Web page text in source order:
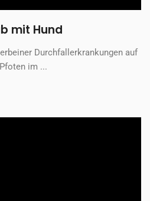
mit Hund
Durchfallerkrankungen auf
im ...